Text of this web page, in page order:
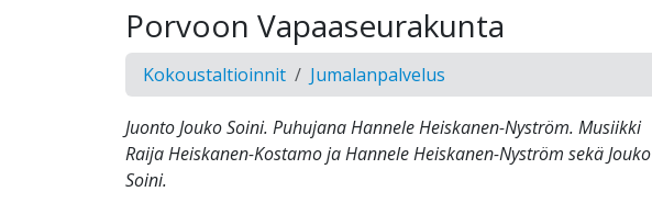
Porvoon Vapaaseurakunta
Kokoustaltioinnit Jumalanpalvelus
Juonto Jouko Soini. Puhujana Hannele Heiskanen-Nyström. Musiikki
Raija Heiskanen-Kostamo ja Hannele Heiskanen-Nyström sekä Jouko
Soini.